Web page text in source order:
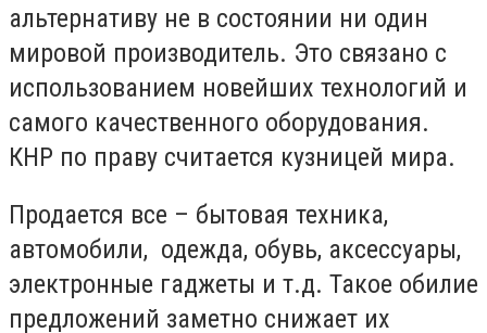
альтернативу не в состоянии ни один
мировой производитель. Это связано с
использованием новейших технологий и
самого качественного оборудования.
КНР по праву считается кузницей мира.
Продается все – бытовая техника,
автомобили, одежда, обувь, аксессуары,
электронные гаджеты и т.д. Такое обилие
предложений заметно снижает их